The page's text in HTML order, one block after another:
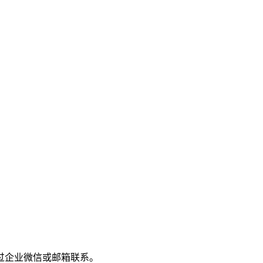
业微信或邮箱联系。